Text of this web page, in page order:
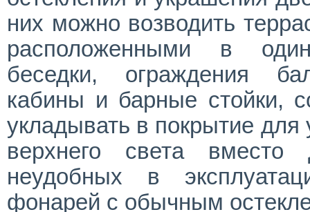
них можно возводить
расположенными в
беседки, ограждения
кабины и барные стойки,
укладывать в покрытие для
верхнего света вместо
неудобных в
фонарей с обычным